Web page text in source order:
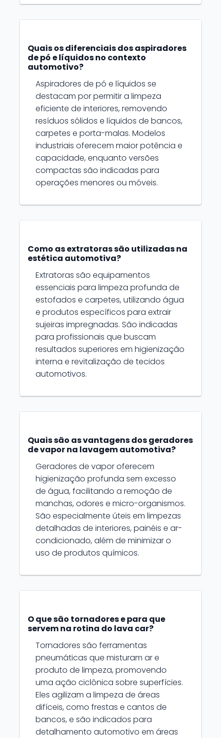
Quais os diferenciais dos aspiradores
de pó e líquidos no contexto
automotivo?
Aspiradores de pó e líquidos se
destacam por permitir a limpeza
eficiente de interiores, removendo
resíduos sólidos e líquidos de bancos,
carpetes e porta-malas. Modelos
industriais oferecem maior potência e
capacidade, enquanto versões
compactas são indicadas para
operações menores ou móveis.
Como as extratoras são utilizadas na
estética automotiva?
Extratoras são equipamentos
essenciais para limpeza profunda de
estofados e carpetes, utilizando água
e produtos específicos para extrair
sujeiras impregnadas. São indicadas
para profissionais que buscam
resultados superiores em higienização
interna e revitalização de tecidos
automotivos.
Quais são as vantagens dos geradores
de vapor na lavagem automotiva?
Geradores de vapor oferecem
higienização profunda sem excesso
de água, facilitando a remoção de
manchas, odores e micro-organismos.
São especialmente úteis em limpezas
detalhadas de interiores, painéis e ar-
condicionado, além de minimizar o
uso de produtos químicos.
O que são tornadores e para que
servem na rotina do lava car?
Tornadores são ferramentas
pneumáticas que misturam ar e
produto de limpeza, promovendo
uma ação ciclônica sobre superfícies.
Eles agilizam a limpeza de áreas
difíceis, como frestas e cantos de
bancos, e são indicados para
detalhamento automotivo em áreas